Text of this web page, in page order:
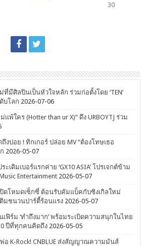
30
มีศิลปินเป็นหัวใจหลัก ร่วมก่อตั้งโดย ‘TEN’
บโลก 2026-07-06
ม่แพ้ใคร (Hotter than ur X)” ดึง URBOYTJ ร่วม
บ่อย ! ทิกเกอร์ ปล่อย MV “ต้องโทษเธอ
2026-05-07
ะเดิมเบอร์แรกค่าย ‘GX10 ASIA’ โปรเจกต์ข้าม
Entertainment 2026-05-07
เปิดโหมดเซ็กซี่ ต้อนรับคัมแบ็คกับซิงเกิลใหม่
ติมชนวนปาร์ตี้ร้อนแรง 2026-05-07
ฟิร์ม ‘ทำถึงมาก’ พร้อมระเบิดความสนุกในไทย
ปีที่ทุกคนคิดถึง 2026-05-05
อ K-Rock! CNBLUE ส่งสัญญาณความมันส์